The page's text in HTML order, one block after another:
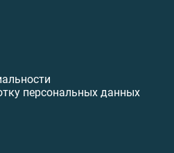
персональных данных